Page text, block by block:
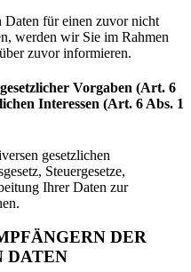
Daten für einen zuvor nicht
werden wir Sie im Rahmen
zuvor informieren.
Vorgaben (Art. 6
Interessen (Art. 6 Abs. 1
gesetzlichen
Steuergesetze,
Ihrer Daten zur
DER
DATEN